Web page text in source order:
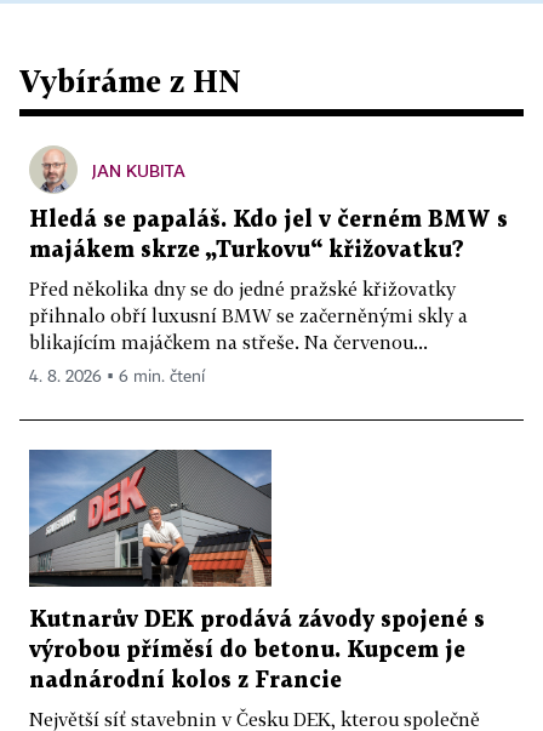
Vybíráme z HN
JAN KUBITA
Hledá se papaláš. Kdo jel v černém BMW s
majákem skrze „Turkovu“ křižovatku?
Před několika dny se do jedné pražské křižovatky
přihnalo obří luxusní BMW se začerněnými skly a
blikajícím majáčkem na střeše. Na červenou...
4. 8. 2026 ▪ 6 min. čtení
Kutnarův DEK prodává závody spojené s
výrobou příměsí do betonu. Kupcem je
nadnárodní kolos z Francie
Největší síť stavebnin v Česku DEK, kterou společně